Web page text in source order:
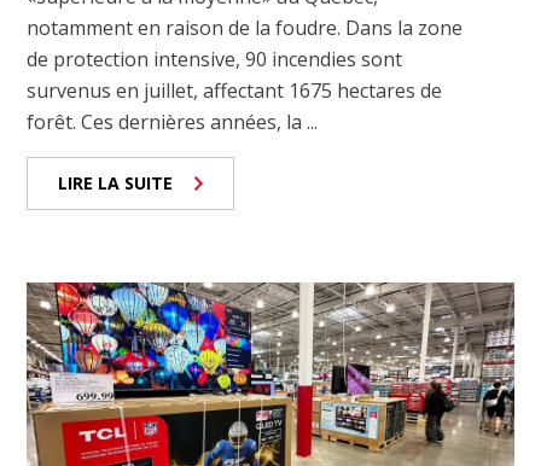
notamment en raison de la foudre. Dans la zone
de protection intensive, 90 incendies sont
survenus en juillet, affectant 1675 hectares de
forêt. Ces dernières années, la ...
LIRE LA SUITE